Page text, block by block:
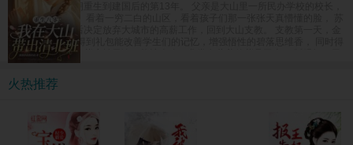
女富豪苏茵茵一朝重生到建国后的第13年。 父亲是大山里一所民办学校的校长，
也是唯一的老师。 看着一穷二白的山区，看着孩子们那一张张天真懵懂的脸， 苏
茵茵在完成学业后决定放弃大城市的高薪工作，回到大山支教。 支教第一天，金
手指系统上线。 得到礼包能改善学生们的记忆，增强悟性的碧落思维香， 同时得
到了能强身健体的紫府转元诀，能让人吃了非常有营养的紫晶玉米， 眨眼间，民
办小学升级成民办中学，父女俩教出来的学生一个个进城拿竞赛名次，毕业班高
考生一个个上了清北！ 全国人民震惊，纷纷发来贺电，“苏老师，明年我能把孩子
转过来吗？大山的修路费我包了！”
火热推荐